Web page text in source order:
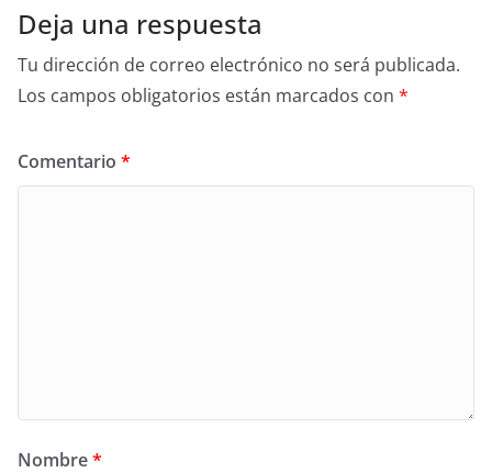
Deja una respuesta
Tu dirección de correo electrónico no será publicada.
Los campos obligatorios están marcados con *
Comentario *
Nombre*